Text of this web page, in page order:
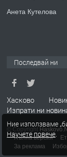
Анета Кутелова
Последвай ни
Хасково
Изпрати ни
© Copyright
Пълна версия
За реклама
Ние използваме
Научете повече.